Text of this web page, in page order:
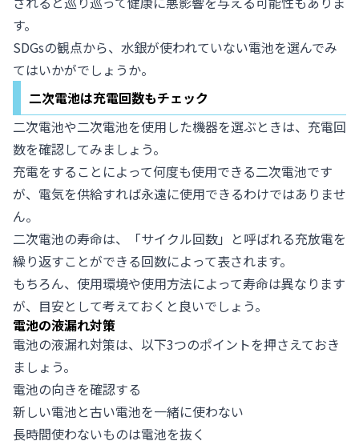
す。
SDGsの観点から、水銀が使われていない電池を選んでみ
てはいかがでしょうか。
二次電池は充電回数もチェック
二次電池や二次電池を使用した機器を選ぶときは、充電回
数を確認してみましょう。
充電をすることによって何度も使用できる二次電池です
が、電気を供給すれば永遠に使用できるわけではありませ
ん。
二次電池の寿命は、「サイクル回数」と呼ばれる充放電を
繰り返すことができる回数によって表されます。
もちろん、使用環境や使用方法によって寿命は異なります
が、目安として考えておくと良いでしょう。
電池の液漏れ対策
電池の液漏れ対策は、以下3つのポイントを押さえておき
ましょう。
電池の向きを確認する
新しい電池と古い電池を一緒に使わない
長時間使わないものは電池を抜く